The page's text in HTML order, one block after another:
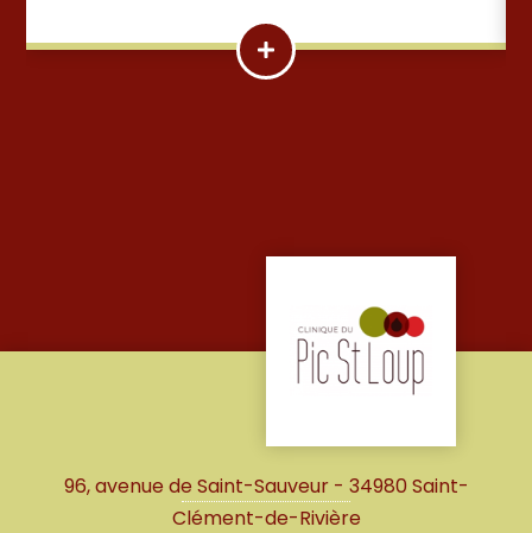
96, avenue de Saint-Sauveur - 34980 Saint-
Clément-de-Rivière